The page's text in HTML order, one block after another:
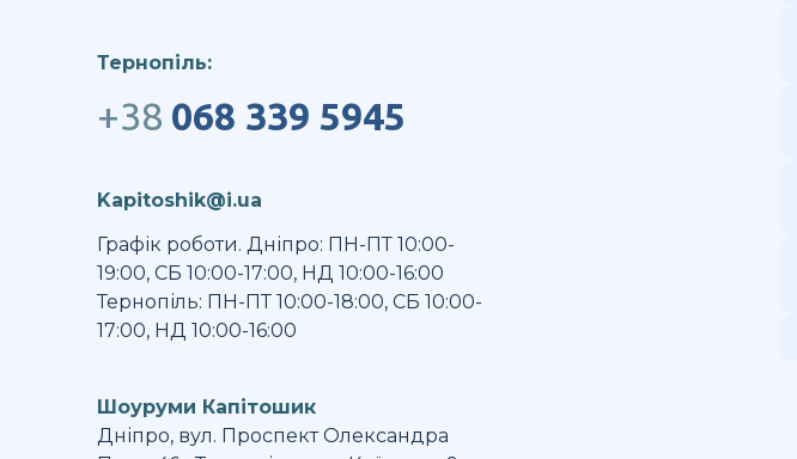
Тернопіль:
+38 068 339 5945
Kapitoshik@i.ua
Графік роботи. Дніпро: ПН-ПТ 10:00-
19:00, СБ 10:00-17:00, НД 10:00-16:00
Тернопіль: ПН-ПТ 10:00-18:00, СБ 10:00-
17:00, НД 10:00-16:00
Шоуруми Капітошик
Дніпро, вул. Проспект Олександра